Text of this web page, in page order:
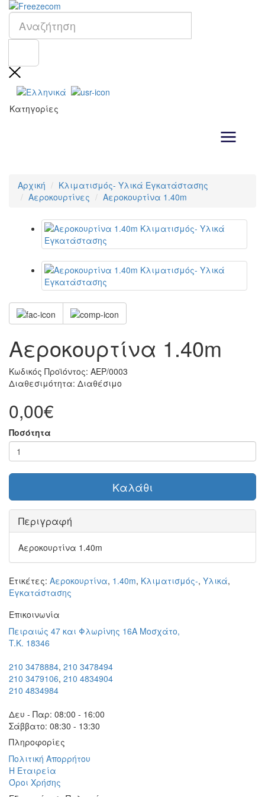
Κατηγορίες
Αρχική
Κλιματισμός- Υλικά Εγκατάστασης
Αεροκουρτίνες
Αεροκουρτίνα 1.40m
Αεροκουρτίνα 1.40m
Κωδικός Προϊόντος: ΑΕΡ/0003
Διαθεσιμότητα: Διαθέσιμο
0,00€
Ποσότητα
Καλάθι
Περιγραφή
Αεροκουρτίνα 1.40m
Ετικέτες: Αεροκουρτίνα, 1.40m, Κλιματισμός-, Υλικά,
Εγκατάστασης
Eπικοινωνία
Πειραιώς 47 και Φλωρίνης 16Α Μοσχάτο,
T.K. 18346
210 3478884, 210 3478494
210 3479106, 210 4834904
210 4834984
Δευ - Παρ: 08:00 - 16:00
Σάββατο: 08:30 - 13:30
Πληροφορίες
Πολιτική Απορρήτου
Η Εταιρεία
Όροι Χρήσης